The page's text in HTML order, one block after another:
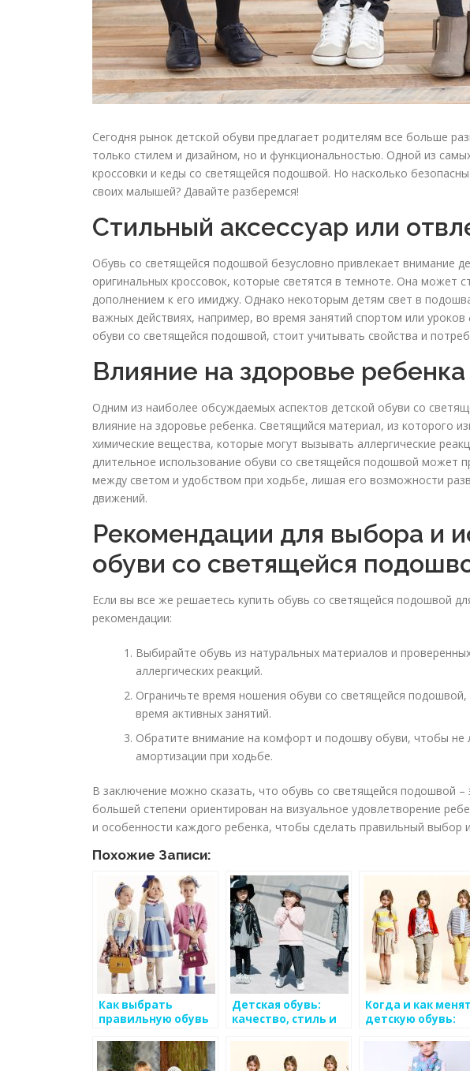
Сегодня рынок детской обуви предлагает родителям все больше
только стилем и дизайном, но и функциональностью. Одной из
кроссовки и кеды со светящейся подошвой. Но насколько
своих малышей? Давайте разберемся!
Стильный аксессуар или
Обувь со светящейся подошвой безусловно привлекает внимание
оригинальных кроссовок, которые светятся в темноте. Она может
дополнением к его имиджу. Однако некоторым детям свет в
важных действиях, например, во время занятий спортом или
обуви со светящейся подошвой, стоит учитывать свойства и
Влияние на здоровье ребенка
Одним из наиболее обсуждаемых аспектов детской обуви со
влияние на здоровье ребенка. Светящийся материал, из которого
химические вещества, которые могут вызывать аллергические
длительное использование обуви со светящейся подошвой может
между светом и удобством при ходьбе, лишая его возможности
движений.
Рекомендации для выбора и
обуви со светящейся
Если вы все же решаетесь купить обувь со светящейся подошвой
рекомендации:
Выбирайте обувь из натуральных материалов и
аллергических реакций.
Ограничьте время ношения обуви со светящейся
время активных занятий.
Обратите внимание на комфорт и подошву обуви, чтобы не
амортизации при ходьбе.
В заключение можно сказать, что обувь со светящейся подошвой
большей степени ориентирован на визуальное удовлетворение
и особенности каждого ребенка, чтобы сделать правильный выбор
Похожие Записи:
Как выбрать
правильную обувь
советы и
рекомендации
Детская обувь:
качество, стиль и
Когда и как
детскую обувь: